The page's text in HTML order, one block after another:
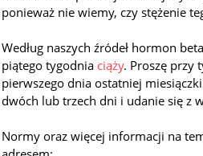
ponieważ nie wiemy, czy stężenie
Według naszych źródeł hormon
piątego tygodnia ciąży. Proszę przy
pierwszego dnia ostatniej
dwóch lub trzech dni i udanie się z
Normy oraz więcej informacji na